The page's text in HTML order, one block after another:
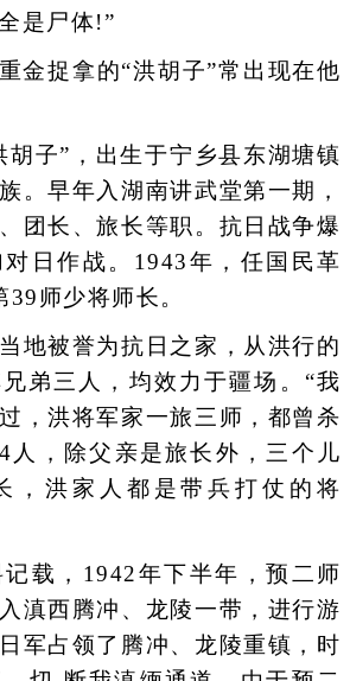
是尸体!”
捉拿的“洪胡子”常出现在他
子”，出生于宁乡县东湖塘镇
。早年入湖南讲武堂第一期，
团长、旅长等职。抗日战争爆
日作战。1943年，任国民革
师少将师长。
被誉为抗日之家，从洪行的
弟三人，均效力于疆场。“我
，洪将军家一旅三师，都曾杀
人，除父亲是旅长外，三个儿
，洪家人都是带兵打仗的将
，1942年下半年，预二师
滇西腾冲、龙陵一带，进行游
军占领了腾冲、龙陵重镇，时